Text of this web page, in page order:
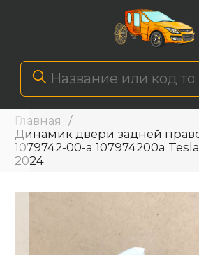
Главная
Динамик двери задней
1079742-00-a 107974200a
2024